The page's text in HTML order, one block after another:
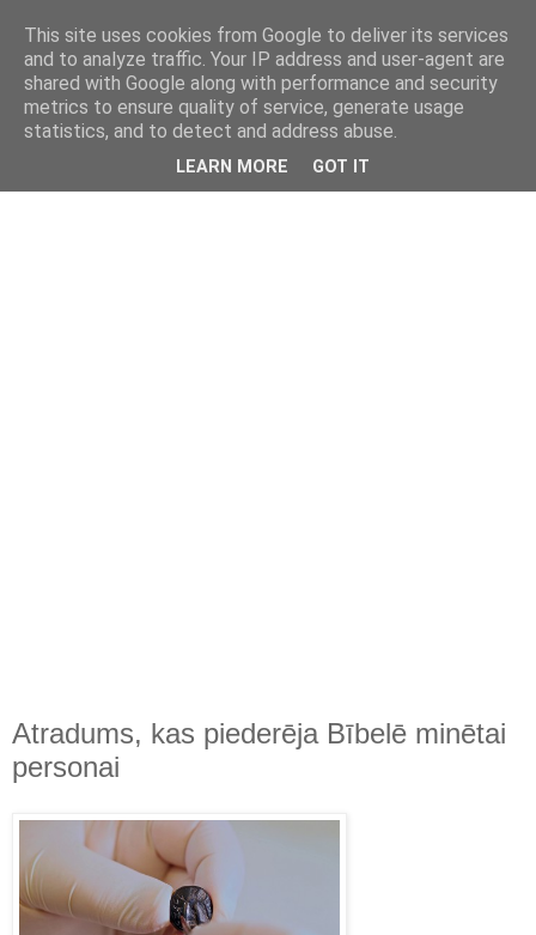
kristietim
viss, kas jāzin kristietim
Atradums, kas piederēja Bībelē minētai
personai
This site uses cookies from Google to deliver its services
and to analyze traffic. Your IP address and user-agent are
shared with Google along with performance and security
metrics to ensure quality of service, generate usage
statistics, and to detect and address abuse.
LEARN MORE GOT IT